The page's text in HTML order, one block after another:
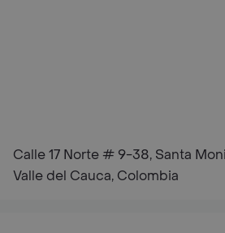
Calle 17 Norte # 9-38, Santa
Valle del Cauca, Colombia